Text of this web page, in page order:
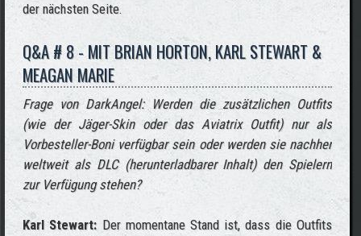
der nächsten Seite.
Q&A # 8 - MIT BRIAN HORTON, KARL STEWART &
MEAGAN MARIE
Frage von DarkAngel: Werden die zusätzlichen Outfits
(wie der Jäger-Skin oder das Aviatrix Outfit) nur als
Vorbesteller-Boni verfügbar sein oder werden sie nachher
weltweit als DLC (herunterladbarer Inhalt) den Spielern
zur Verfügung stehen?
Karl Stewart: Der momentane Stand ist, dass die Outfits